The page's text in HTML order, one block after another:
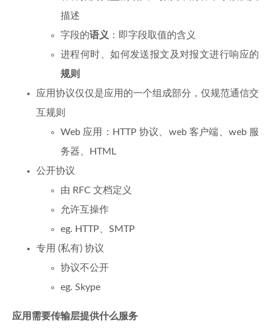
描述
字段的语义 ：即字段取值的含义
进程何时、如何发送报文及对报文进行响应的
规则
应用协议仅仅是应用的一个组成部分，仅规范通信交
互规则
Web 应用：HTTP 协议、web 客户端、web 服
务器、HTML
公开协议
由 RFC 文档定义
允许互操作
eg. HTTP、SMTP
专用 (私有) 协议
协议不公开
eg. Skype
应用需要传输层提供什么服务